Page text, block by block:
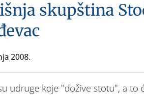
skupština
2008.
udruge koje "dožive stotu", a to